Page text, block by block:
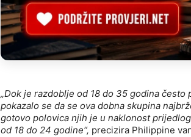
„Dok je razdoblje od 18 do 35 godina
pokazalo se da se ova dobna skupina
gotovo polovica njih je u naklonost
od 18 do 24 godine“, precizira Philippine